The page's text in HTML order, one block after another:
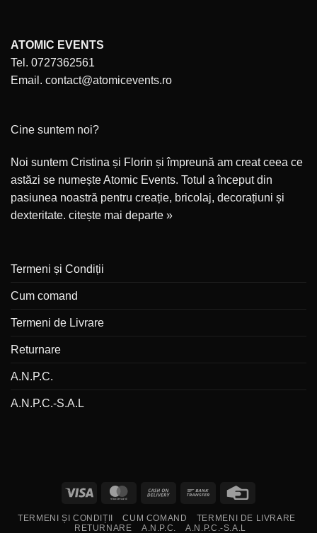
ATOMIC EVENTS
Tel. 0727362561
Email. contact@atomicevents.ro
Cine suntem noi?
Noi suntem Cristina și Florin și împreună am creat ceea ce
astăzi se numește Atomic Events. Totul a început din
pasiunea noastră pentru creație, bricolaj, decorațiuni și
dexteritate. citește mai departe »
Termeni și Condiții
Cum comand
Termeni de Livrare
Returnare
A.N.P.C.
A.N.P.C.-S.A.L
Visa MasterCardCash
Delivery
Bank
TERMENI ȘI CONDIȚII CUM COMAND
TERMENI DE LIVRARE
RETURNARE
A.N.P.C. A.N.P.C.-S.A.L